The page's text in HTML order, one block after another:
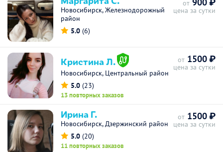
Новосибирск, Железнодорожный
район
5.0 (6)
от
цена за сутки
Кристина Л.
Новосибирск, Центральный район
5.0 (23)
13 повторных заказов
от 1500 ₽
цена за сутки
Ирина Г.
Новосибирск, Дзержинский район
5.0 (20)
11 повторных заказов
от 1500 ₽
цена за сутки